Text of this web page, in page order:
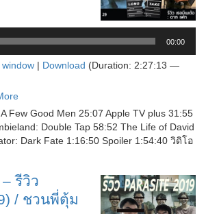
00:00
window | Download (Duration: 2:27:13 —
Few Good Men 25:07 Apple TV plus 31:55
Double Tap 58:52 The Life of David
Dark Fate 1:16:50 Spoiler 1:54:40 วิดิโอ
รีวิว
/ ชวนพี่ตุ้ม